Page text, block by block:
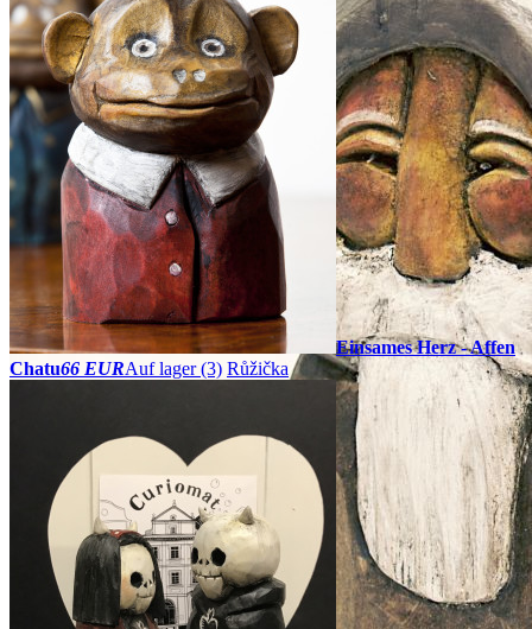
Einsames Herz - Affen
Chatu66 EURAuf lager (3) Růžička